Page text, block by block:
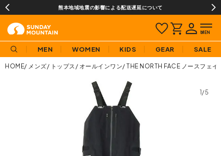
熊本地域地震の影響による配送遅延について
MEN WOMEN KIDS GEAR SALE
HOME メンズ トップス オールインワン THE NORTH FACE ノースフェ
1/5